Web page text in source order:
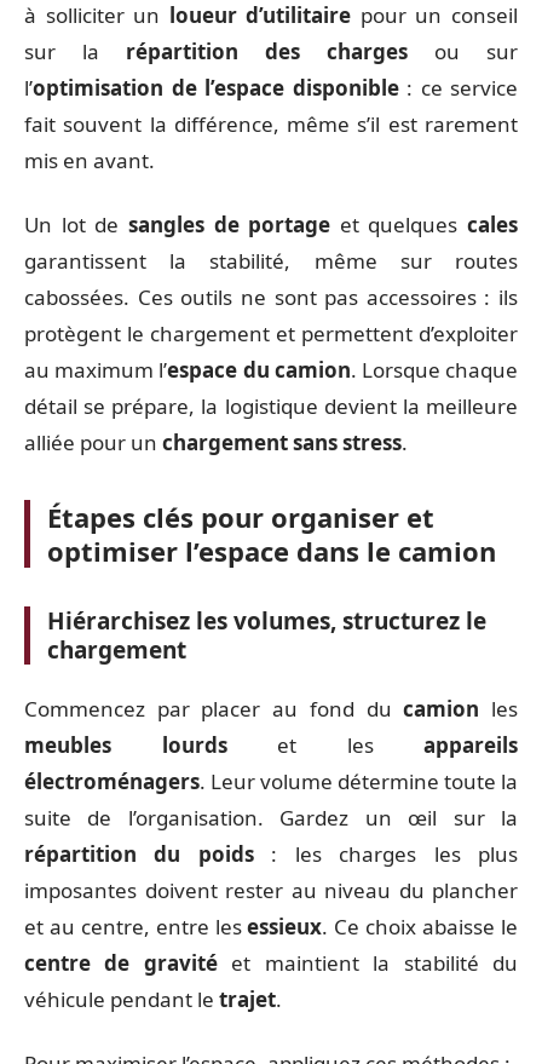
à solliciter un loueur d’utilitaire pour un conseil
sur la répartition des charges ou sur
l’optimisation de l’espace disponible: ce service
fait souvent la différence, même s’il est rarement
mis en avant.
Un lot de sangles de portage et quelques cales
garantissent la stabilité, même sur routes
cabossées. Ces outils ne sont pas accessoires : ils
protègent le chargement et permettent d’exploiter
au maximum l’espace du camion. Lorsque chaque
détail se prépare, la logistique devient la meilleure
alliée pour un chargement sans stress.
Étapes clés pour organiser et
optimiser l’espace dans le camion
Hiérarchisez les volumes, structurez le
chargement
Commencez par placer au fond ducamion les
meubles lourdset les appareils
électroménagers. Leur volume détermine toute la
suite de l’organisation. Gardez un œil sur la
répartition du poids: les charges les plus
imposantes doivent rester au niveau du plancher
et au centre, entre lesessieux. Ce choix abaisse le
centre de gravitéet maintient la stabilité du
véhicule pendant le trajet.